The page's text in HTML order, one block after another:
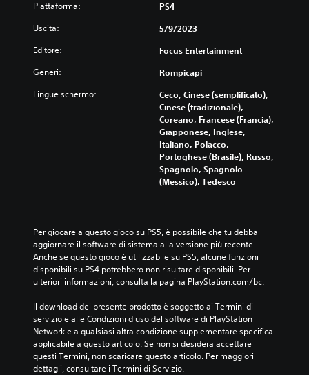
Piattaforma: PS4
Uscita: 5/9/2023
Editore: Focus Entertainment
Generi: Rompicapi
Lingue schermo:
Ceco, Cinese (semplificato),
Cinese (tradizionale),
Coreano, Francese (Francia),
Giapponese, Inglese,
Italiano, Polacco,
Portoghese (Brasile), Russo,
Spagnolo, Spagnolo
(Messico), Tedesco
Per giocare a questo gioco su PS5, è possibile che tu debba
aggiornare il software di sistema alla versione più recente.
Anche se questo gioco è utilizzabile su PS5, alcune funzioni
disponibili su PS4 potrebbero non risultare disponibili. Per
ulteriori informazioni, consulta la pagina PlayStation.com/bc.
Il download del presente prodotto è soggetto ai Termini di
servizio e alle Condizioni d'uso del software di PlayStation
Network e a qualsiasi altra condizione supplementare specifica
applicabile a questo articolo. Se non si desidera accettare
questi Termini, non scaricare questo articolo. Per maggiori
dettagli, consultare i Termini di Servizio.